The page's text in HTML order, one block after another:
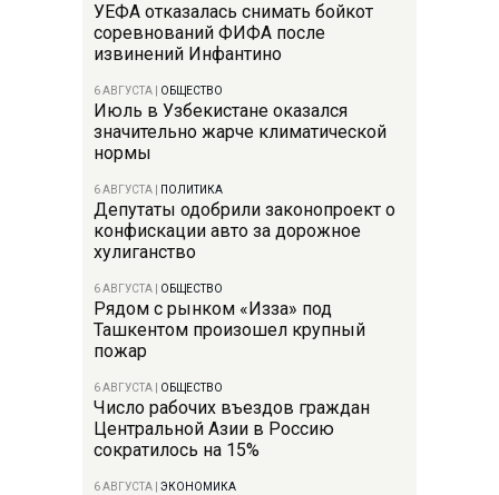
УЕФА отказалась снимать бойкот
соревнований ФИФА после
извинений Инфантино
6 АВГУСТА ОБЩЕСТВО
Июль в Узбекистане оказался
значительно жарче климатической
нормы
6 АВГУСТА ПОЛИТИКА
Депутаты одобрили законопроект о
конфискации авто за дорожное
хулиганство
6 АВГУСТА ОБЩЕСТВО
Рядом с рынком «Изза» под
Ташкентом произошел крупный
пожар
6 АВГУСТА ОБЩЕСТВО
Число рабочих въездов граждан
Центральной Азии в Россию
сократилось на 15%
6 АВГУСТА ЭКОНОМИКА